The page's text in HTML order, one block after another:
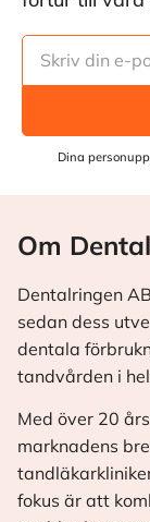
Dina
Om
Dentalringen
sedan dess
dentala
tandvården i
Med över 20
marknadens
fokus är att